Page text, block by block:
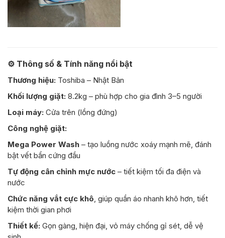
⚙️ Thông số & Tính năng nổi bật
Thương hiệu: Toshiba – Nhật Bản
Khối lượng giặt: 8.2kg – phù hợp cho gia đình 3–5 người
Loại máy: Cửa trên (lồng đứng)
Công nghệ giặt:
Mega Power Wash – tạo luồng nước xoáy mạnh mẽ, đánh
bật vết bẩn cứng đầu
Tự động cân chỉnh mực nước – tiết kiệm tối đa điện và
nước
Chức năng vắt cực khô, giúp quần áo nhanh khô hơn, tiết
kiệm thời gian phơi
Thiết kế: Gọn gàng, hiện đại, vỏ máy chống gỉ sét, dễ vệ